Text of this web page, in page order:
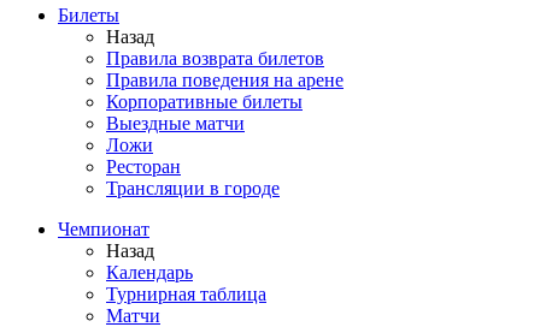
Билеты
Назад
Правила возврата билетов
Правила поведения на арене
Корпоративные билеты
Выездные матчи
Ложи
Ресторан
Трансляции в городе
Чемпионат
Назад
Календарь
Турнирная таблица
Матчи